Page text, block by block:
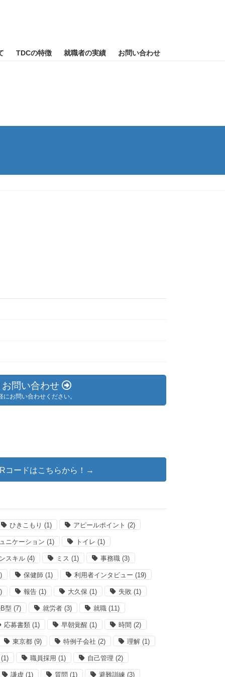
TDCの特徴 就職者の実績 お問い合わせ
お問い合わせ
にお問い合わせください。
コードはこちらから！→
ひきこもり (1) アピールポイント (2)
ニケーション (1) トイレ (1)
スキル (4) ミス (1) 事務職 (3)
保健師 (1) 利用者インタビュー (19)
報告 (1) 大久保 (1) 失敗 (1)
型 (7) 就労者 (3) 就職 (11)
応募書類 (1) 早朝覚醒 (1) 時間 (2)
東京都 (9) 特例子会社 (2) 理解 (1)
(1) 職員採用 (1) 自己管理 (2)
謙虚 (1) 質問 (1) 避難訓練 (3)